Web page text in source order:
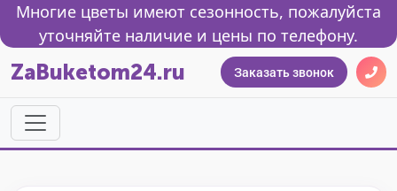
Многие цветы имеют сезонность, пожалуйста
уточняйте наличие и цены по телефону.
ZaBuketom24.ru Заказать звонок